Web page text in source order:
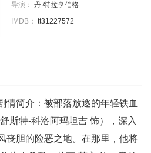
导演： 丹·特拉亨伯格
IMDB： tt31227572
情简介：被部落放逐的年轻铁血
斯特-科洛阿玛坦吉 饰），深入
丧胆的险恶之地。在那里，他将